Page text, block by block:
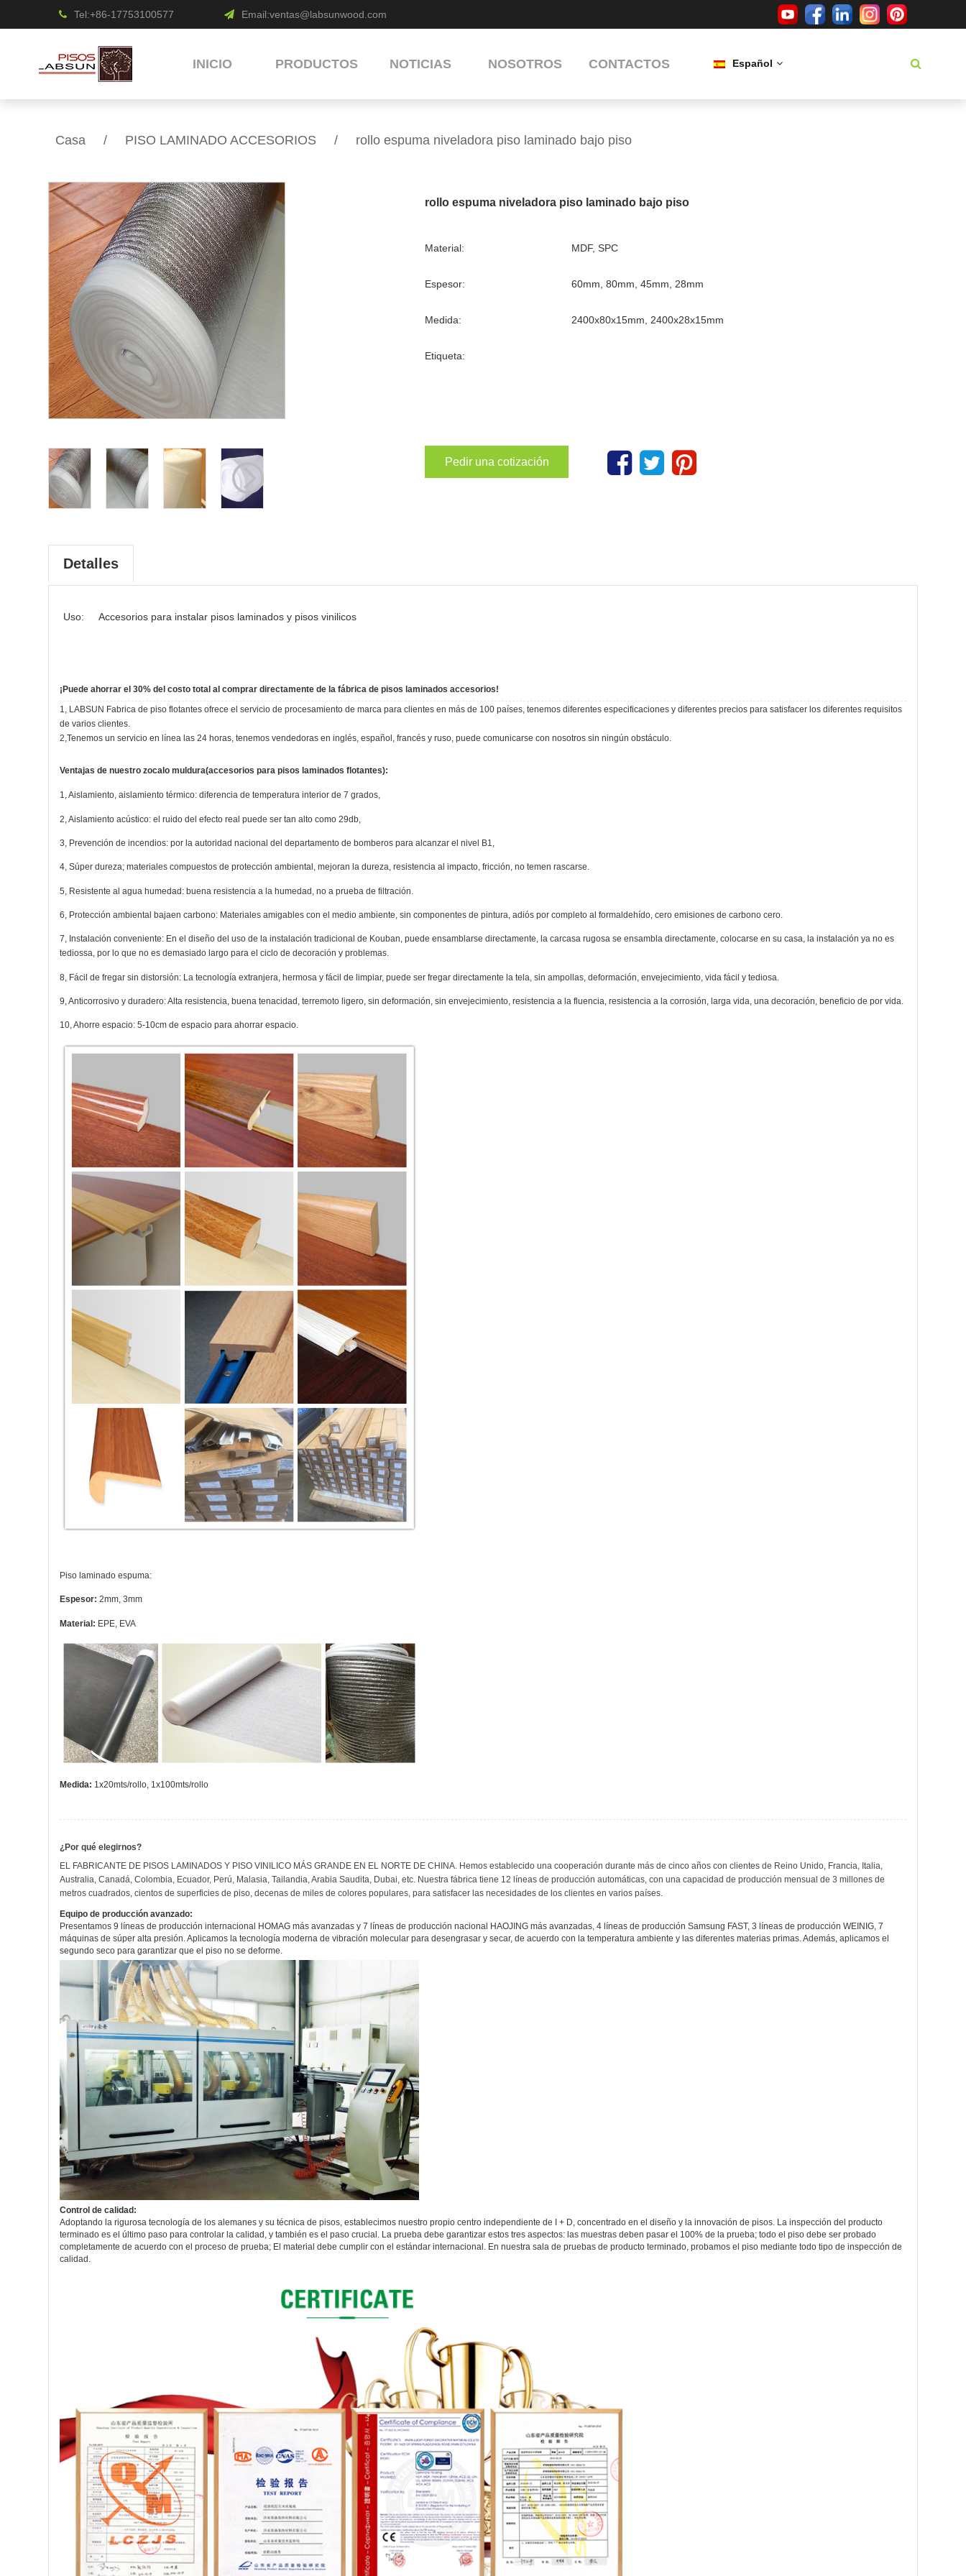
Tel:+86-17753100577 Email:ventas@labsunwood.com
INICIO PRODUCTOS NOTICIAS NOSOTROS CONTACTOS Español
Casa / PISO LAMINADO ACCESORIOS / rollo espuma niveladora piso laminado bajo piso
rollo espuma niveladora piso laminado bajo piso
Material: MDF, SPC
Espesor: 60mm, 80mm, 45mm, 28mm
Medida: 2400x80x15mm, 2400x28x15mm
Etiqueta:
Pedir una cotización
Detalles
Uso: Accesorios para instalar pisos laminados y pisos vinilicos
¡Puede ahorrar el 30% del costo total al comprar directamente de la fábrica de pisos laminados accesorios!
1, LABSUN Fabrica de piso flotantes ofrece el servicio de procesamiento de marca para clientes en más de 100 países, tenemos diferentes especificaciones y diferentes precios para satisfacer los diferentes requisitos
de varios clientes.
2,Tenemos un servicio en línea las 24 horas, tenemos vendedoras en inglés, español, francés y ruso, puede comunicarse con nosotros sin ningún obstáculo.
Ventajas de nuestro zocalo muldura(accesorios para pisos laminados flotantes):
1, Aislamiento, aislamiento térmico: diferencia de temperatura interior de 7 grados,
2, Aislamiento acústico: el ruido del efecto real puede ser tan alto como 29db,
3, Prevención de incendios: por la autoridad nacional del departamento de bomberos para alcanzar el nivel B1,
4, Súper dureza; materiales compuestos de protección ambiental, mejoran la dureza, resistencia al impacto, fricción, no temen rascarse.
5, Resistente al agua humedad: buena resistencia a la humedad, no a prueba de filtración.
6, Protección ambiental bajaen carbono: Materiales amigables con el medio ambiente, sin componentes de pintura, adiós por completo al formaldehído, cero emisiones de carbono cero.
7, Instalación conveniente: En el diseño del uso de la instalación tradicional de Kouban, puede ensamblarse directamente, la carcasa rugosa se ensambla directamente, colocarse en su casa, la instalación ya no es
tediossa, por lo que no es demasiado largo para el ciclo de decoración y problemas.
8, Fácil de fregar sin distorsión: La tecnología extranjera, hermosa y fácil de limpiar, puede ser fregar directamente la tela, sin ampollas, deformación, envejecimiento, vida fácil y tediosa.
9, Anticorrosivo y duradero: Alta resistencia, buena tenacidad, terremoto ligero, sin deformación, sin envejecimiento, resistencia a la fluencia, resistencia a la corrosión, larga vida, una decoración, beneficio de por vida.
10, Ahorre espacio: 5-10cm de espacio para ahorrar espacio.
Piso laminado espuma:
Espesor:2mm, 3mm
Material: EPE, EVA
Medida: 1x20mts/rollo, 1x100mts/rollo
¿Por qué elegirnos?
EL FABRICANTE DE PISOS LAMINADOS Y PISO VINILICO MÁS GRANDE EN EL NORTE DE CHINA. Hemos establecido una cooperación durante más de cinco años con clientes de Reino Unido, Francia, Italia,
Australia, Canadá, Colombia, Ecuador, Perú, Malasia, Tailandia, Arabia Saudita, Dubai, etc. Nuestra fábrica tiene 12 líneas de producción automáticas, con una capacidad de producción mensual de 3 millones de
metros cuadrados, cientos de superficies de piso, decenas de miles de colores populares, para satisfacer las necesidades de los clientes en varios países.
Equipo de producción avanzado:
Presentamos 9 líneas de producción internacional HOMAG más avanzadas y 7 líneas de producción nacional HAOJING más avanzadas, 4 líneas de producción Samsung FAST, 3 líneas de producción WEINIG, 7
máquinas de súper alta presión. Aplicamos la tecnología moderna de vibración molecular para desengrasar y secar, de acuerdo con la temperatura ambiente y las diferentes materias primas. Además, aplicamos el
segundo seco para garantizar que el piso no se deforme.
Control de calidad:
Adoptando la rigurosa tecnología de los alemanes y su técnica de pisos, establecimos nuestro propio centro independiente de I + D, concentrado en el diseño y la innovación de pisos. La inspección del producto
terminado es el último paso para controlar la calidad, y también es el paso crucial. La prueba debe garantizar estos tres aspectos: las muestras deben pasar el 100% de la prueba; todo el piso debe ser probado
completamente de acuerdo con el proceso de prueba; El material debe cumplir con el estándar internacional. En nuestra sala de pruebas de producto terminado, probamos el piso mediante todo tipo de inspección de
calidad.